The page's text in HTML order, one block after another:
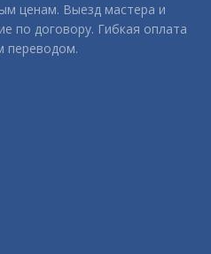
ценам. Выезд мастера и
по договору. Гибкая оплата
переводом.